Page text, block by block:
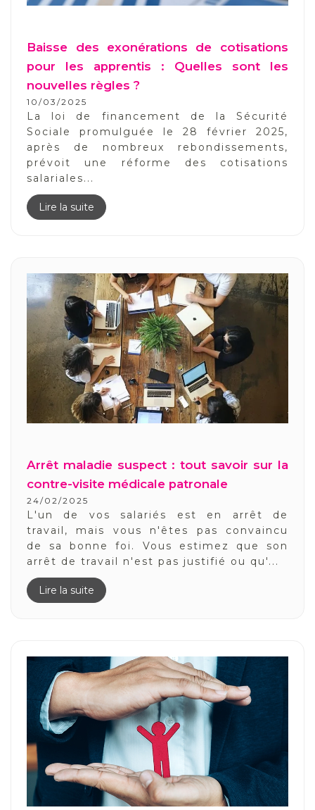
Baisse des exonérations de cotisations
pour les apprentis : Quelles sont les
nouvelles règles ?
10/03/2025
La loi de financement de la Sécurité
Sociale promulguée le 28 février 2025,
après de nombreux rebondissements,
prévoit une réforme des cotisations
salariales...
Lire la suite
Arrêt maladie suspect : tout savoir sur la
contre-visite médicale patronale
24/02/2025
L'un de vos salariés est en arrêt de
travail, mais vous n'êtes pas convaincu
de sa bonne foi. Vous estimez que son
arrêt de travail n'est pas justifié ou qu'...
Lire la suite